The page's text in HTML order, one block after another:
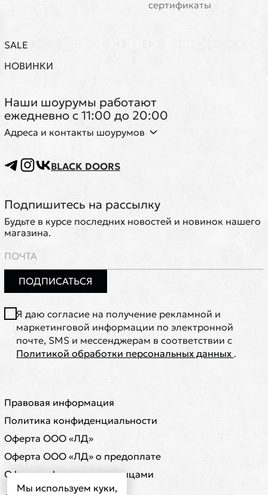
сертификаты
SALE
НОВИНКИ
Наши шоурумы работают
ежедневно с 11:00 до 20:00
Адреса и контакты шоурумов
BLACK DOORS
Подпишитесь на рассылку
Будьте в курсе последних новостей и новинок нашего
магазина.
ПОДПИСАТЬСЯ
Я даю согласие на получение рекламной и
маркетинговой информации по электронной
почте, SMS и мессенджерам в соответствии с
Политикой обработки персональных данных .
Правовая информация
Политика конфиденциальности
Оферта ООО «ЛД»
Оферта ООО «ЛД» о предоплате
Оферта с физическими лицами
Мы используем куки,